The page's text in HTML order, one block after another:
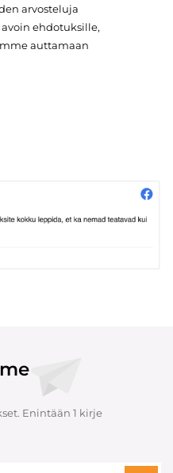
arvosteluja
ehdotuksille,
auttamaan
Enintään 1 kirje